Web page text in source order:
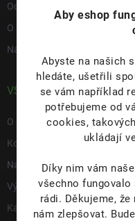
Aby eshop
Abyste na našich
hledáte, ušetřili
se vám například
potřebujeme od
cookies,
ukládají
Díky nim vám
všechno
rádi. Děkujeme,
nám zlepšovat.
Ochrana osobních údajů
O nás
Napište nám
VŠE O NÁS
O nás
Kontakty
Napište nám
Výdejní místo s prodejnou
Kariéra